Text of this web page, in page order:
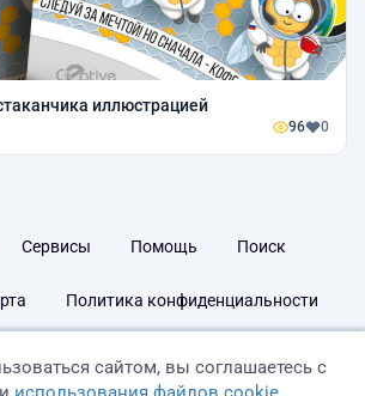
иллюстрацией
96 0
Сервисы Помощь Поиск
Политика конфиденциальности
сайтом, вы соглашаетесь с